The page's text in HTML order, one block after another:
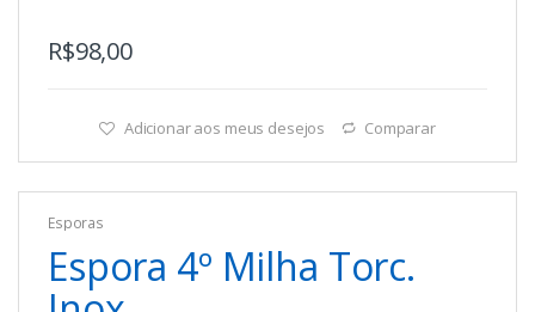
R$98,00
Adicionar aos meus desejos Comparar
Esporas
Espora 4º Milha Torc.